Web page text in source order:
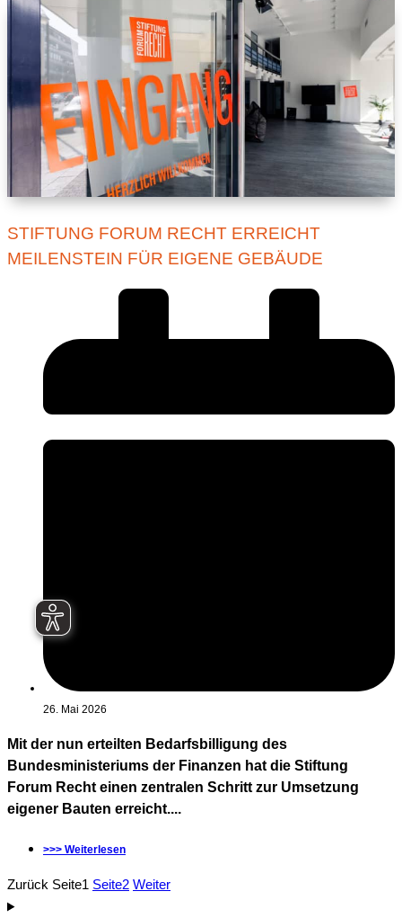
STIFTUNG FORUM RECHT ERREICHT
MEILENSTEIN FÜR EIGENE GEBÄUDE
26. Mai 2026
Mit der nun erteilten Bedarfsbilligung des
Bundesministeriums der Finanzen hat die Stiftung
Forum Recht einen zentralen Schritt zur Umsetzung
eigener Bauten erreicht....
>>> Weiterlesen
Zurück Seite1 Seite2 Weiter